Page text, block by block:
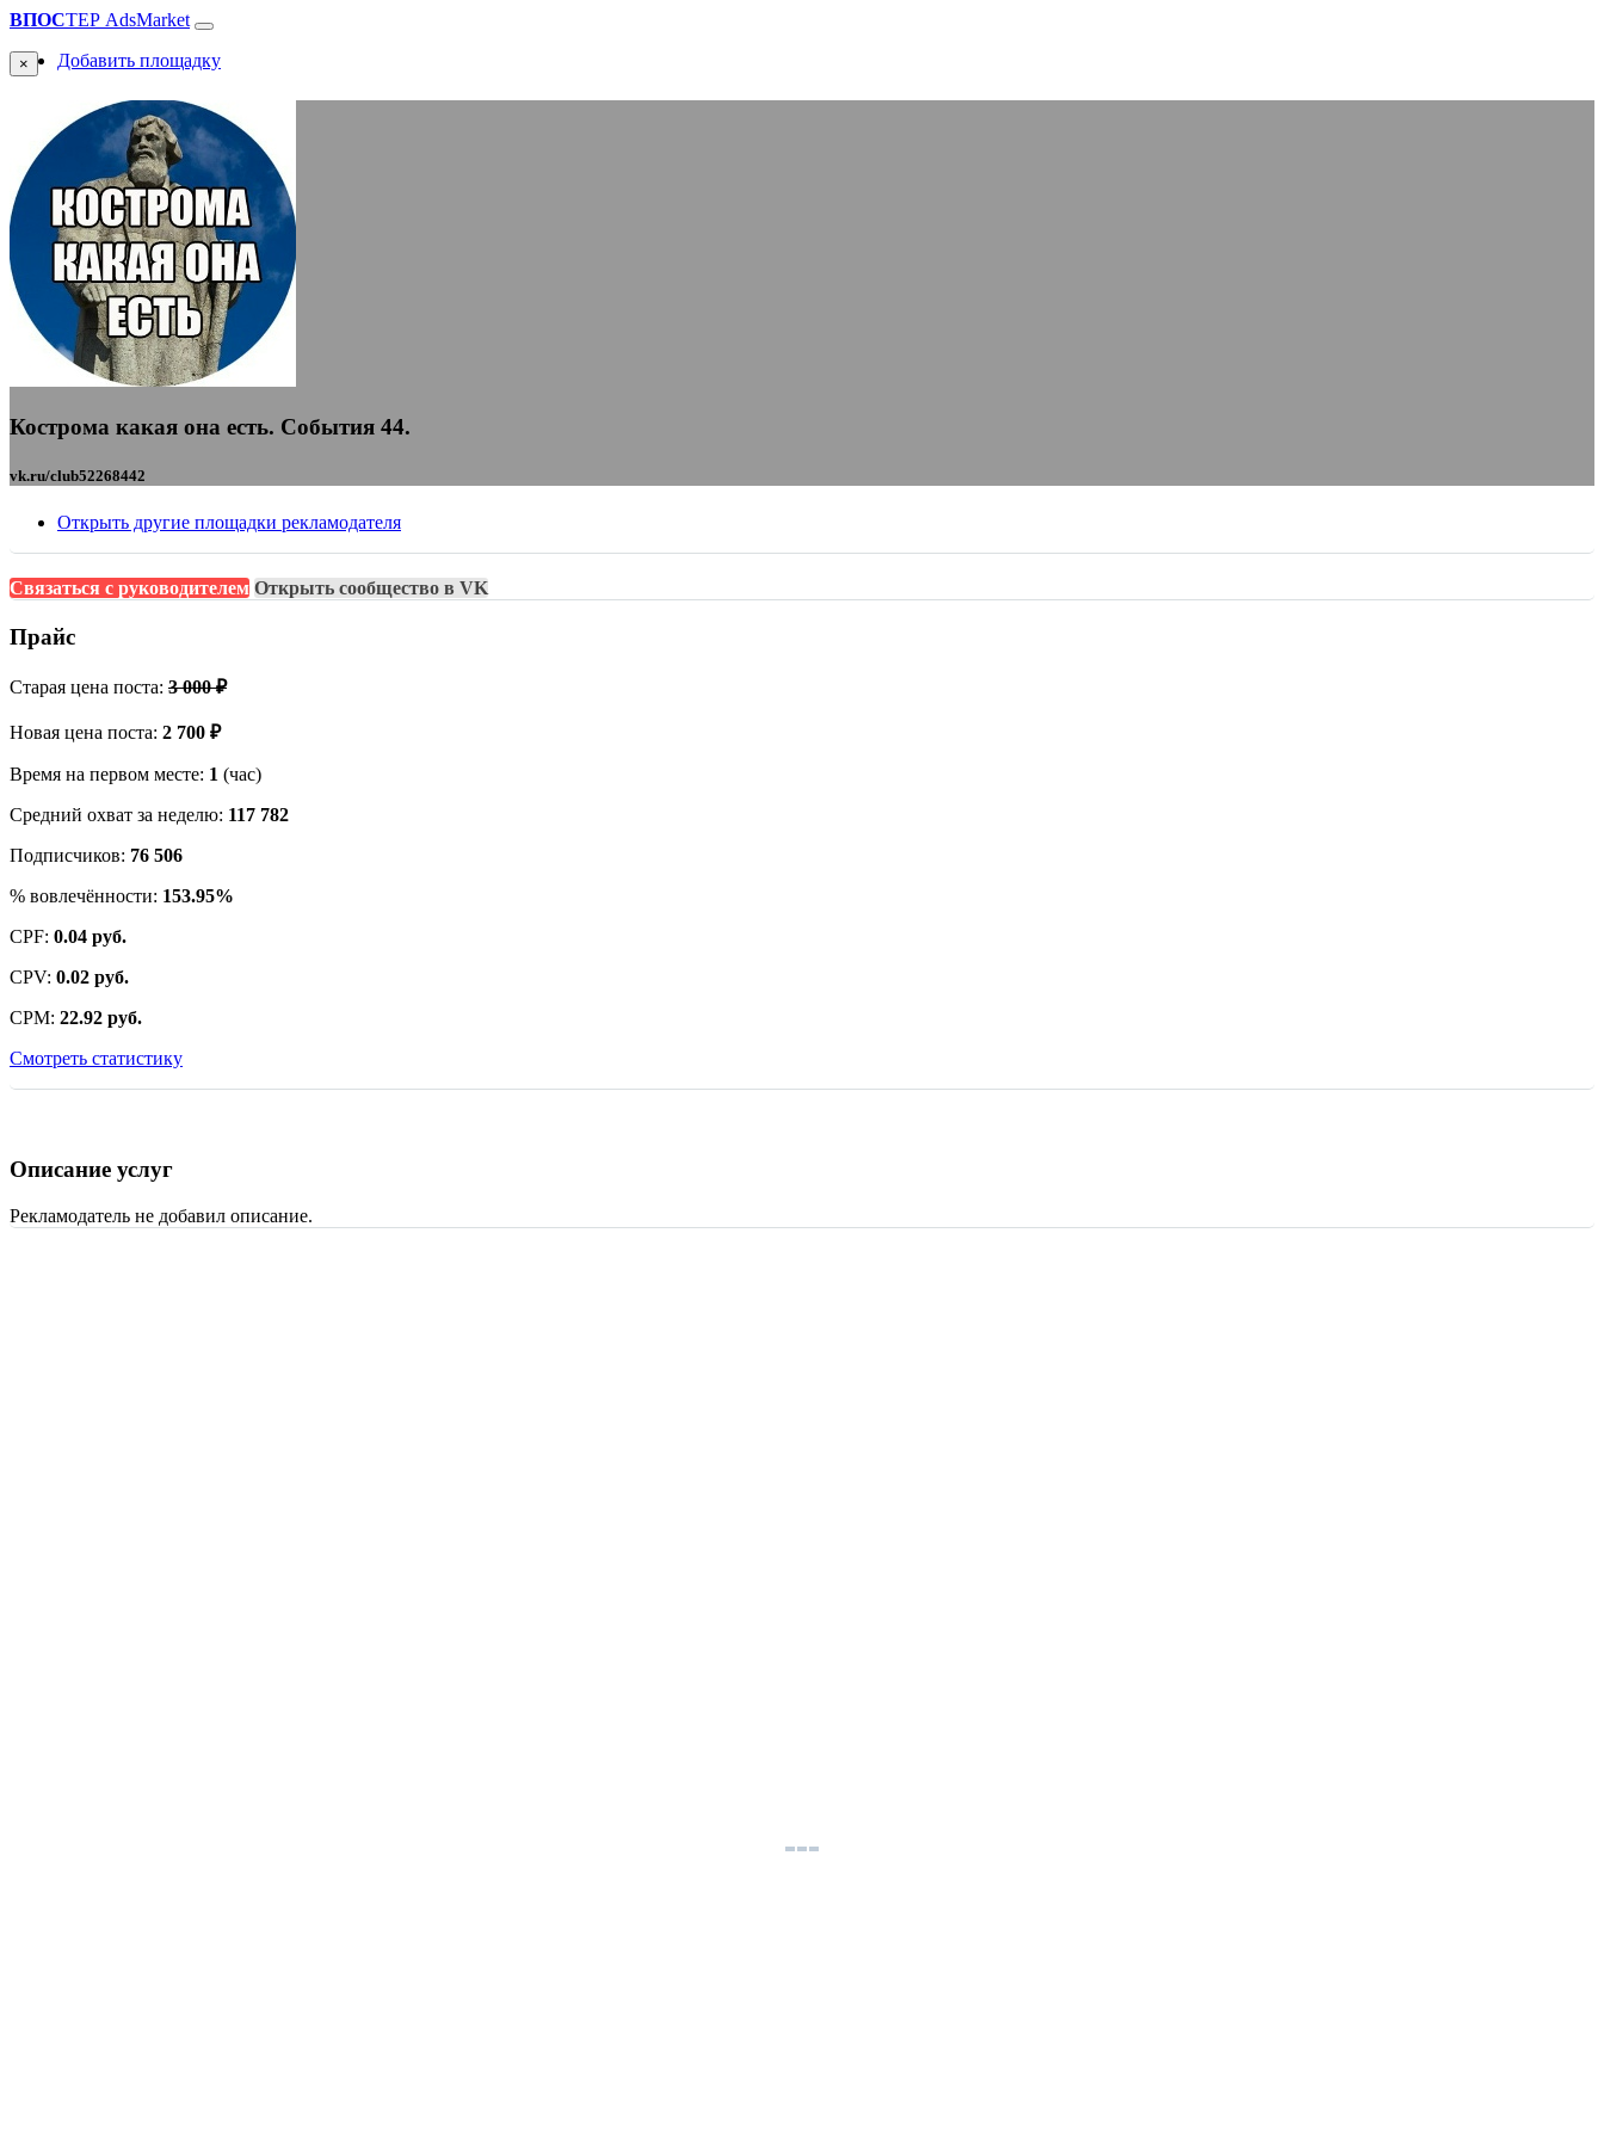
ВПОСТЕР AdsMarket
Добавить площадку
×
Кострома какая она есть. События 44.
vk.ru/club52268442
Открыть другие площадки рекламодателя
Связаться с руководителем Открыть сообщество в VK
Прайс
Старая цена поста: 3 000 ₽
Новая цена поста: 2 700 ₽
Время на первом месте: 1 (час)
Средний охват за неделю: 117 782
Подписчиков: 76 506
% вовлечённости: 153.95%
CPF: 0.04 руб.
CPV: 0.02 руб.
CPM: 22.92 руб.
Смотреть статистику
Описание услуг
Рекламодатель не добавил описание.